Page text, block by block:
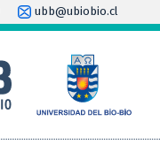
ubb@ubiobio.cl